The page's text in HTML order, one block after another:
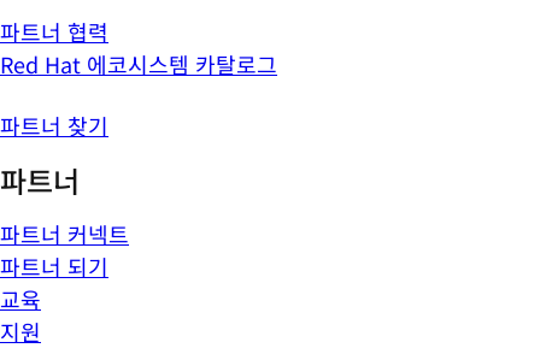
파트너 협력
Red Hat 에코시스템 카탈로그
파트너 찾기
파트너
파트너 커넥트
파트너 되기
교육
지원